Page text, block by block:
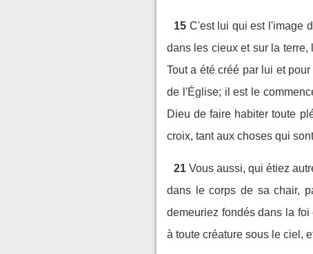
15 C'est lui qui est l'image
dans les cieux et sur la
Tout a été créé par lui et pour
de l'Église; il est le
Dieu de faire habiter toute
croix, tant aux choses qui
21 Vous aussi, qui étiez
dans le corps de sa chair,
demeuriez fondés dans la
à toute créature sous le ciel,